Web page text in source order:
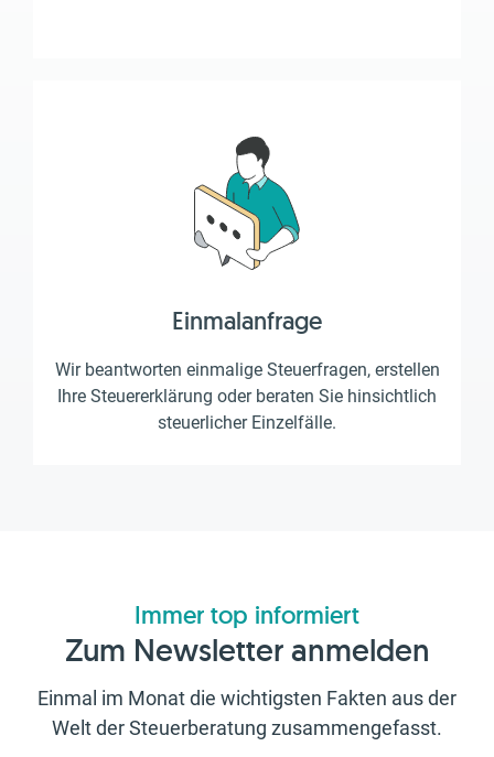
Einmalanfrage
Wir beantworten einmalige Steuerfragen, erstellen
Ihre Steuererklärung oder beraten Sie hinsichtlich
steuerlicher Einzelfälle.
Immer top informiert
Zum Newsletter anmelden
Einmal im Monat die wichtigsten Fakten aus der
Welt der Steuerberatung zusammengefasst.